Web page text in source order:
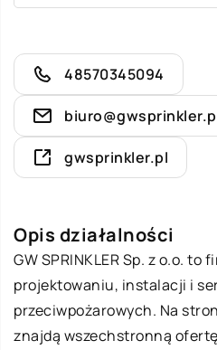
48570345094
gwsprinkler.pl
Opis działalności
GW SPRINKLER Sp. z o.o.
projektowaniu, instalacji i
przeciwpożarowych. Na
znajdą wszechstronną